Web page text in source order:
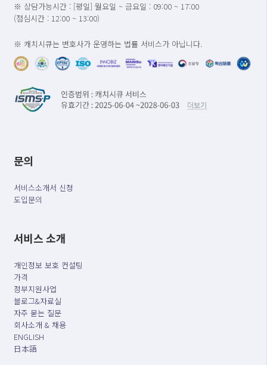
※ 상담가능시간 : [평일] 월요일 ~ 금요일 : 09:00 ~ 17:00
(점심시간 : 12:00 ~ 13:00)
※ 캐치시큐는 변호사가 운영하는 법률 서비스가 아닙니다.
문의
서비스소개서 신청
도입문의
서비스 소개
개인정보 보호 컨설팅
가격
정부지원사업
블로그&자료실
자주 묻는 질문
회사소개 & 채용
ENGLISH
日本語